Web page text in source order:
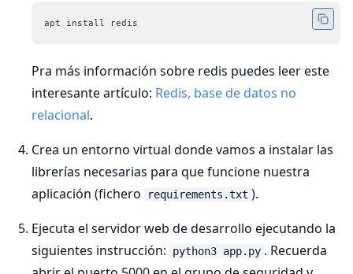
apt install redis
Pra más información sobre redis puedes leer este
interesante artículo: Redis, base de datos no
relacional.
Crea un entorno virtual donde vamos a instalar las
librerías necesarias para que funcione nuestra
aplicación (fichero
requirements.txt ).
Ejecuta el servidor web de desarrollo ejecutando la
siguientes instrucción:
python3 app.py . Recuerda